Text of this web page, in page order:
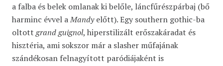
a falba és belek omlanak ki belőle, láncfűrészpárbaj (bő
harminc évvel aMandyelőtt). Egy southern gothic-ba
oltottgrand guignol, hiperstilizált erőszakáradat és
hisztéria, ami sokszor már a slasher műfajának
szándékosan felnagyított paródiájaként is